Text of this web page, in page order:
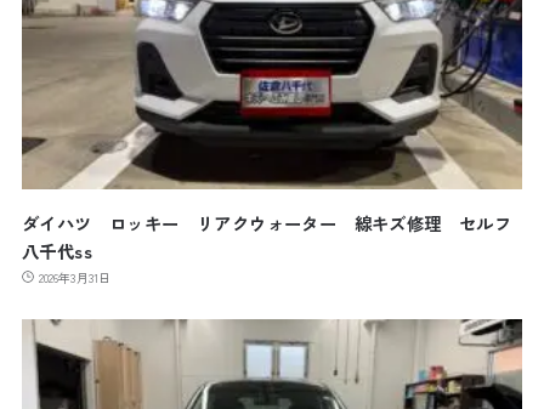
ダイハツ ロッキー リアクウォーター 線キズ修理 セルフ
八千代ss
2026年3月31日